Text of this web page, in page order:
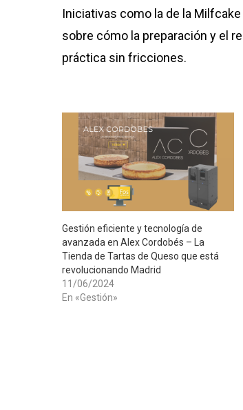
Iniciativas como la de la
sobre cómo la preparación y el
práctica sin fricciones.
Gestión eficiente y tecnología de
avanzada en Alex Cordobés – La
Tienda de Tartas de Queso que está
revolucionando Madrid
11/06/2024
En «Gestión»